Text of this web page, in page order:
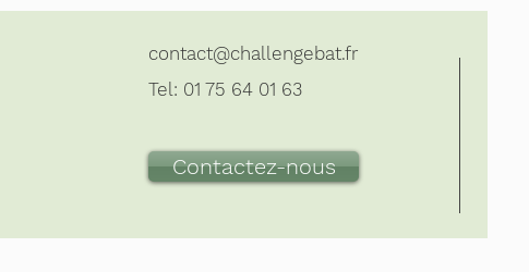
contact@challengebat.fr
Tel: 01 75 64 01 63
Contactez-nous